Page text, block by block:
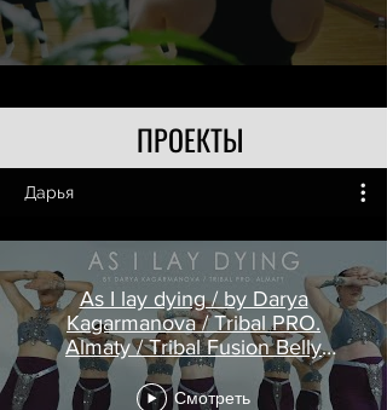
ПРОЕКТЫ
Дарья
As I lay dying / by Darya
Kagarmanova / Tribal PRO.
Almaty / Tribal Fusion Belly
Dance
Смотреть